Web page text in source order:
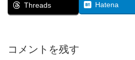
Threads Hatena
コメントを残す